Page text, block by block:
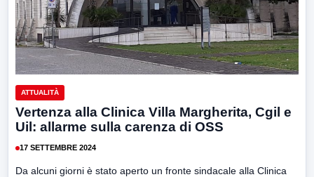
ATTUALITÀ
Vertenza alla Clinica Villa Margherita, Cgil e
Uil: allarme sulla carenza di OSS
17 SETTEMBRE 2024
Da alcuni giorni è stato aperto un fronte sindacale alla Clinica